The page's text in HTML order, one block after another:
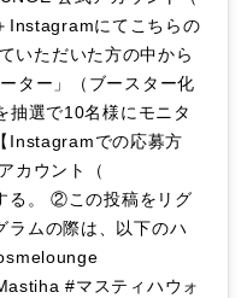
Instagramにてこちらの
いただいた方の中から
ター」（ブースター化
抽選で10名様にモニタ
Instagramでの応募方
カウント（
る。 ②この投稿をリグ
ラムの際は、以下のハ
#マスティハウォ